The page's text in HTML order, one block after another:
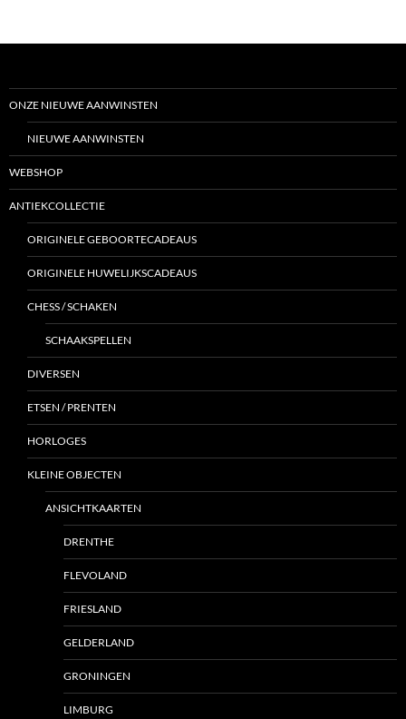
ONZE NIEUWE AANWINSTEN
NIEUWE AANWINSTEN
WEBSHOP
ANTIEKCOLLECTIE
ORIGINELE GEBOORTECADEAUS
ORIGINELE HUWELIJKSCADEAUS
CHESS / SCHAKEN
SCHAAKSPELLEN
DIVERSEN
ETSEN / PRENTEN
HORLOGES
KLEINE OBJECTEN
ANSICHTKAARTEN
DRENTHE
FLEVOLAND
FRIESLAND
GELDERLAND
GRONINGEN
LIMBURG